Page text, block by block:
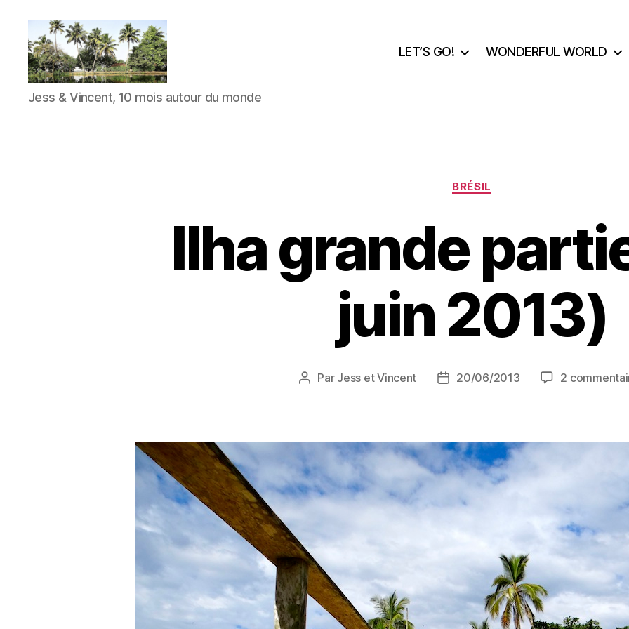
JVensacados
Jess & Vincent, 10 mois autour du monde
LET’S GO! WONDERFUL WORLD
Catégories
BRÉSIL
Ilha grande
juin 2013)
Auteur
Par Jess et Vincent
Date20/06/2013 2